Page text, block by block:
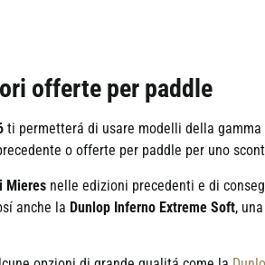
offerte per paddle
ti permetterá di usare modelli della
o offerte per paddle per uno
Mieres nelle edizioni precedenti e di
anche la Dunlop Inferno Extreme Soft,